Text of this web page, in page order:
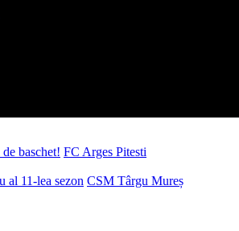
baschet! FC Arges Pitesti
al 11-lea sezon CSM Târgu Mureș